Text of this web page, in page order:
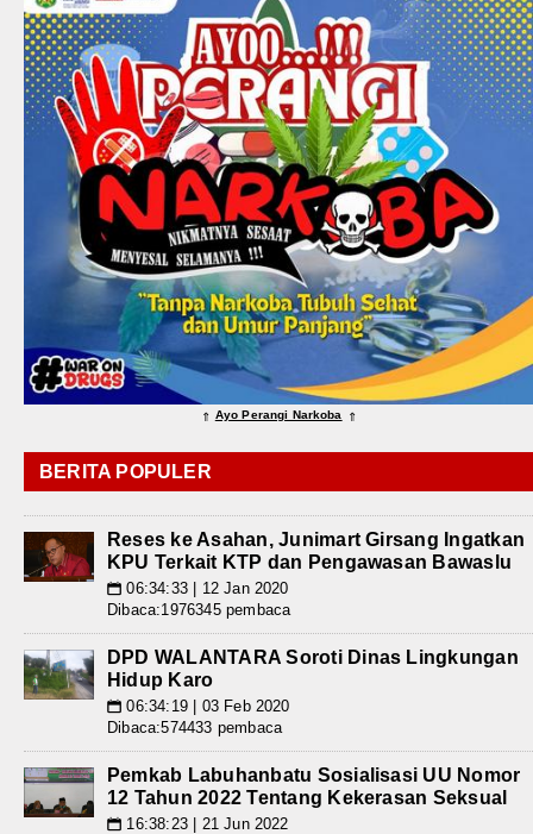
⇑ Ayo Perangi Narkoba ⇑
BERITA POPULER
Reses ke Asahan, Junimart Girsang Ingatkan
KPU Terkait KTP dan Pengawasan Bawaslu
📅 06:34:33 | 12 Jan 2020
Dibaca:1976345 pembaca
DPD WALANTARA Soroti Dinas Lingkungan
Hidup Karo
📅 06:34:19 | 03 Feb 2020
Dibaca:574433 pembaca
Pemkab Labuhanbatu Sosialisasi UU Nomor
12 Tahun 2022 Tentang Kekerasan Seksual
📅 16:38:23 | 21 Jun 2022